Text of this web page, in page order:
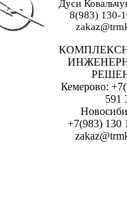
Дуси
8(983) 130-
Кемерово:
591
+7(983) 130